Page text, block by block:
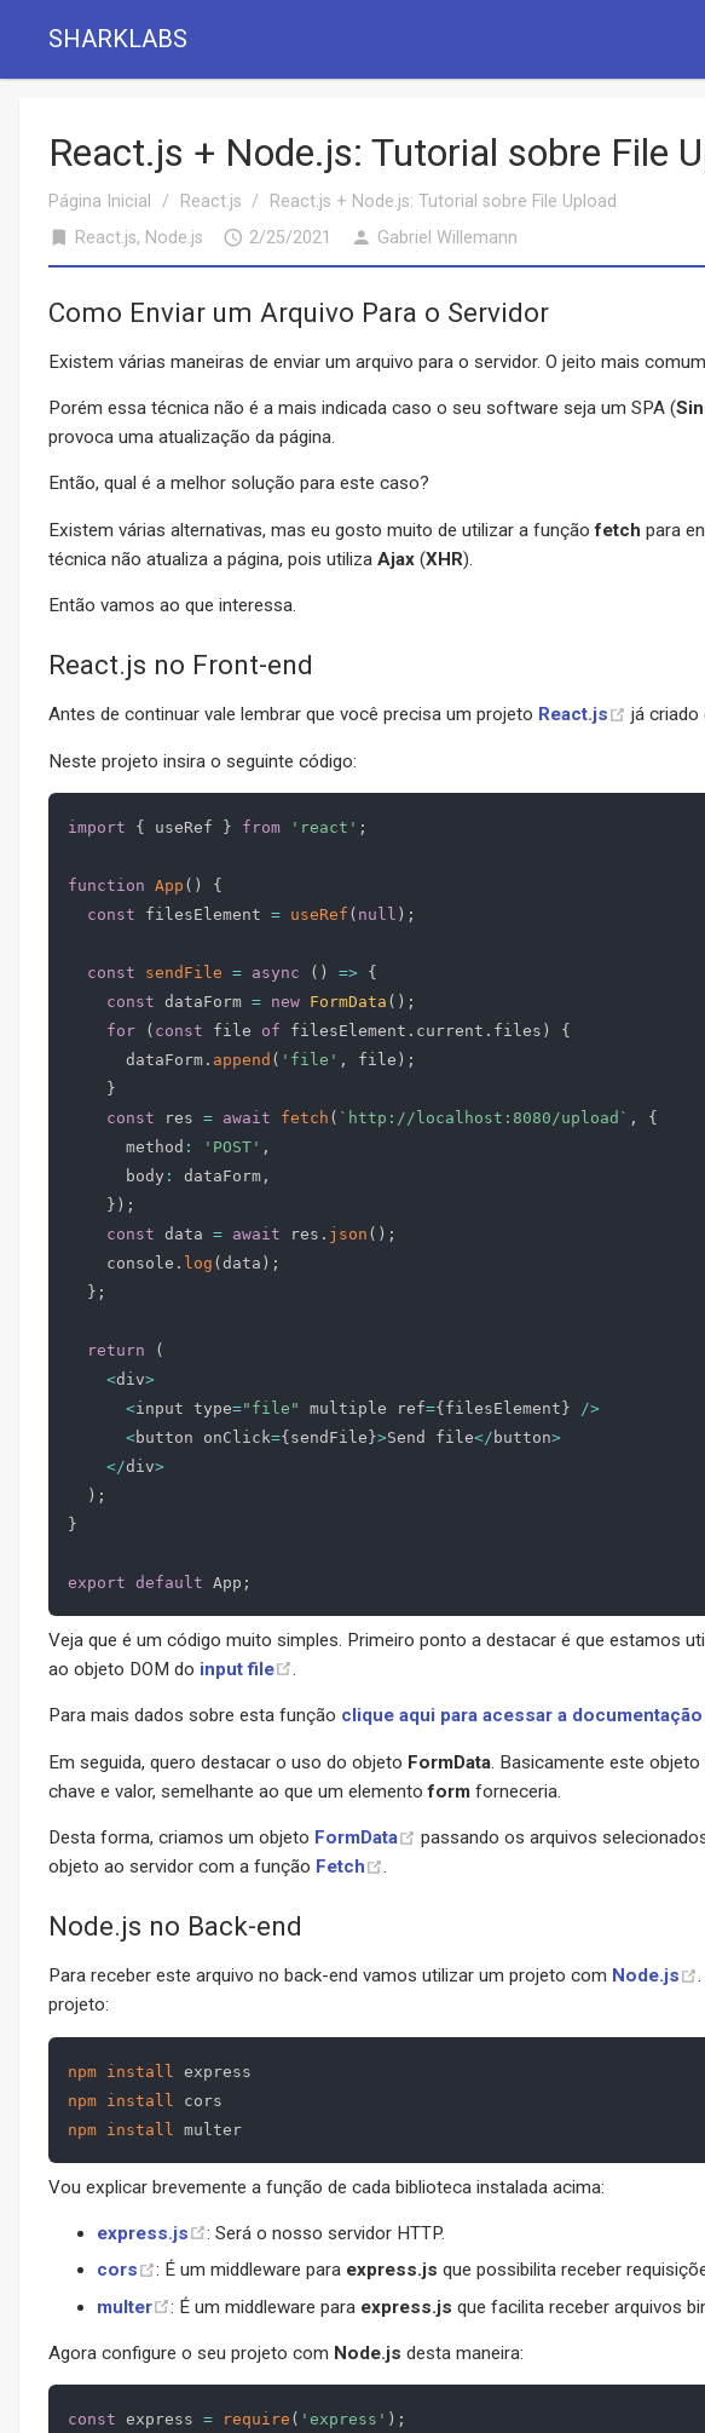
SHARKLABS
React.js + Node.js: Tutorial sobre File
Página Inicial / React.js / React.js + Node.js: Tutorial sobre File Upload
React.js, Node.js access_time 2/25/2021 person Gabriel Willemann
Como Enviar um Arquivo Para o Servidor
Existem várias maneiras de enviar um arquivo para o servidor. O jeito mais
Porém essa técnica não é a mais indicada caso o seu software seja um SPA (
provoca uma atualização da página.
Então, qual é a melhor solução para este caso?
Existem várias alternativas, mas eu gosto muito de utilizar a funçãofetch para
técnica não atualiza a página, pois utiliza Ajax (XHR).
Então vamos ao que interessa.
React.js no Front-end
Antes de continuar vale lembrar que você precisa um projeto React.js já criado
Neste projeto insira o seguinte código:
import { useRef } from 'react' ;
function App ( )
{
const filesElement = useRef ( null ) ;
const sendFile = async ( ) =>
{
const dataForm = new FormData ( ) ;
for
( const file of filesElement . current . files )
{
      dataForm
. append ( 'file' , file ) ;
}
const res = await fetch ( ` http://localhost:8080/upload ` ,
{
      method
: 'POST' ,
      body
: dataForm ,
} ) ;
const data = await res . json ( ) ;
    console
. log ( data ) ;
} ;
return
(
<div>
<input type="file" multiple ref={ filesElement } />
<button onClick={ sendFile }>Send file</ button>
</div>
) ;
}
export default App ;
Veja que é um código muito simples. Primeiro ponto a destacar é que estamos
ao objeto DOM do input file .
Para mais dados sobre esta função clique aqui para acessar a
Em seguida, quero destacar o uso do objeto FormData. Basicamente este
chave e valor, semelhante ao que um elementoform forneceria.
Desta forma, criamos um objeto FormData passando os arquivos
objeto ao servidor com a função Fetch .
Node.js no Back-end
Para receber este arquivo no back-end vamos utilizar um projeto com Node.js
projeto:
npm install
npm install
npm install
Vou explicar brevemente a função de cada biblioteca instalada acima:
express.js
: Será o nosso servidor HTTP.
cors
: É um middleware para express.js que possibilita receber
multer
: É um middleware para express.js que facilita receber arquivos
Agora configure o seu projeto com Node.js desta maneira:
const express = require ( 'express' ) ;